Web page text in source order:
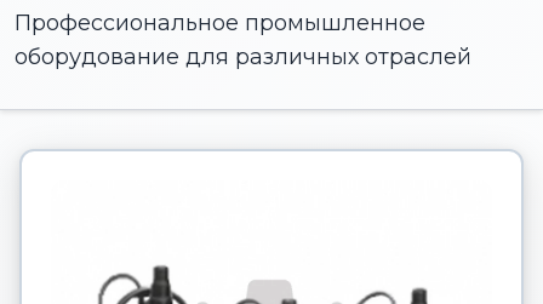
Профессиональное промышленное
оборудование для различных отраслей